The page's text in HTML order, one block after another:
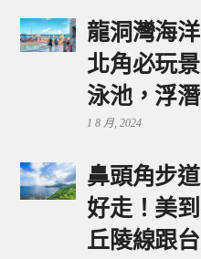
龍洞灣海
北角必玩
泳池，浮
1 8 月, 2024
鼻頭角步
好走！美
丘陵線跟